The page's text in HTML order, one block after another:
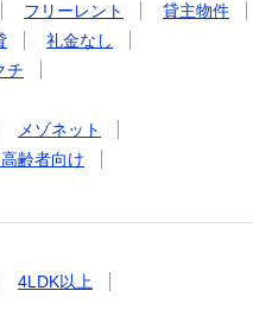
フリーレント
貸主物件
礼金なし
チ
メゾネット
齢者向け
4LDK以上